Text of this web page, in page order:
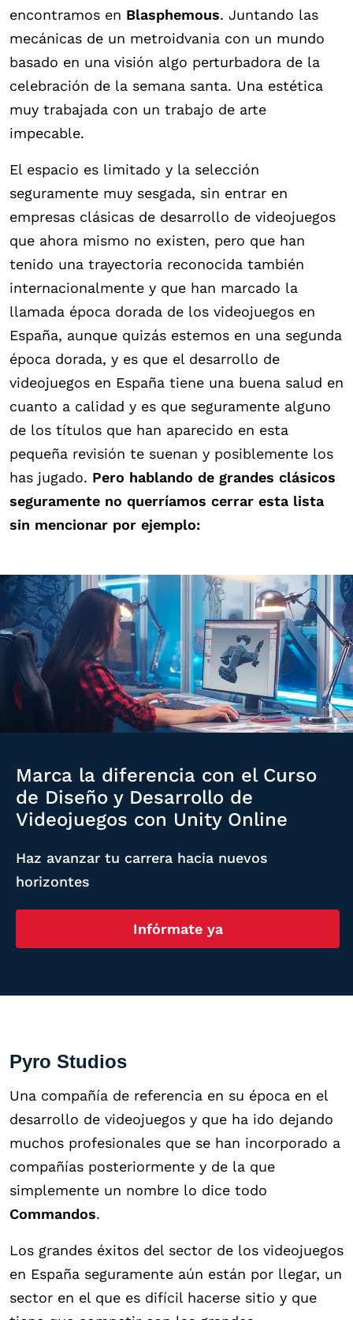
encontramos en Blasphemous. Juntando las
mecánicas de un metroidvania con un mundo
basado en una visión algo perturbadora de la
celebración de la semana santa. Una estética
muy trabajada con un trabajo de arte
impecable.
El espacio es limitado y la selección
seguramente muy sesgada, sin entrar en
empresas clásicas de desarrollo de videojuegos
que ahora mismo no existen, pero que han
tenido una trayectoria reconocida también
internacionalmente y que han marcado la
llamada época dorada de los videojuegos en
España, aunque quizás estemos en una segunda
época dorada, y es que el desarrollo de
videojuegos en España tiene una buena salud en
cuanto a calidad y es que seguramente alguno
de los títulos que han aparecido en esta
pequeña revisión te suenan y posiblemente los
has jugado. Pero hablando de grandes clásicos
seguramente no querríamos cerrar esta lista
sin mencionar por ejemplo:
Marca la diferencia con el Curso
de Diseño y Desarrollo de
Videojuegos con Unity Online
Haz avanzar tu carrera hacia nuevos
horizontes
Infórmate ya
Pyro Studios
Una compañía de referencia en su época en el
desarrollo de videojuegos y que ha ido dejando
muchos profesionales que se han incorporado a
compañías posteriormente y de la que
simplemente un nombre lo dice todo
Commandos.
Los grandes éxitos del sector de los videojuegos
en España seguramente aún están por llegar, un
sector en el que es difícil hacerse sitio y que